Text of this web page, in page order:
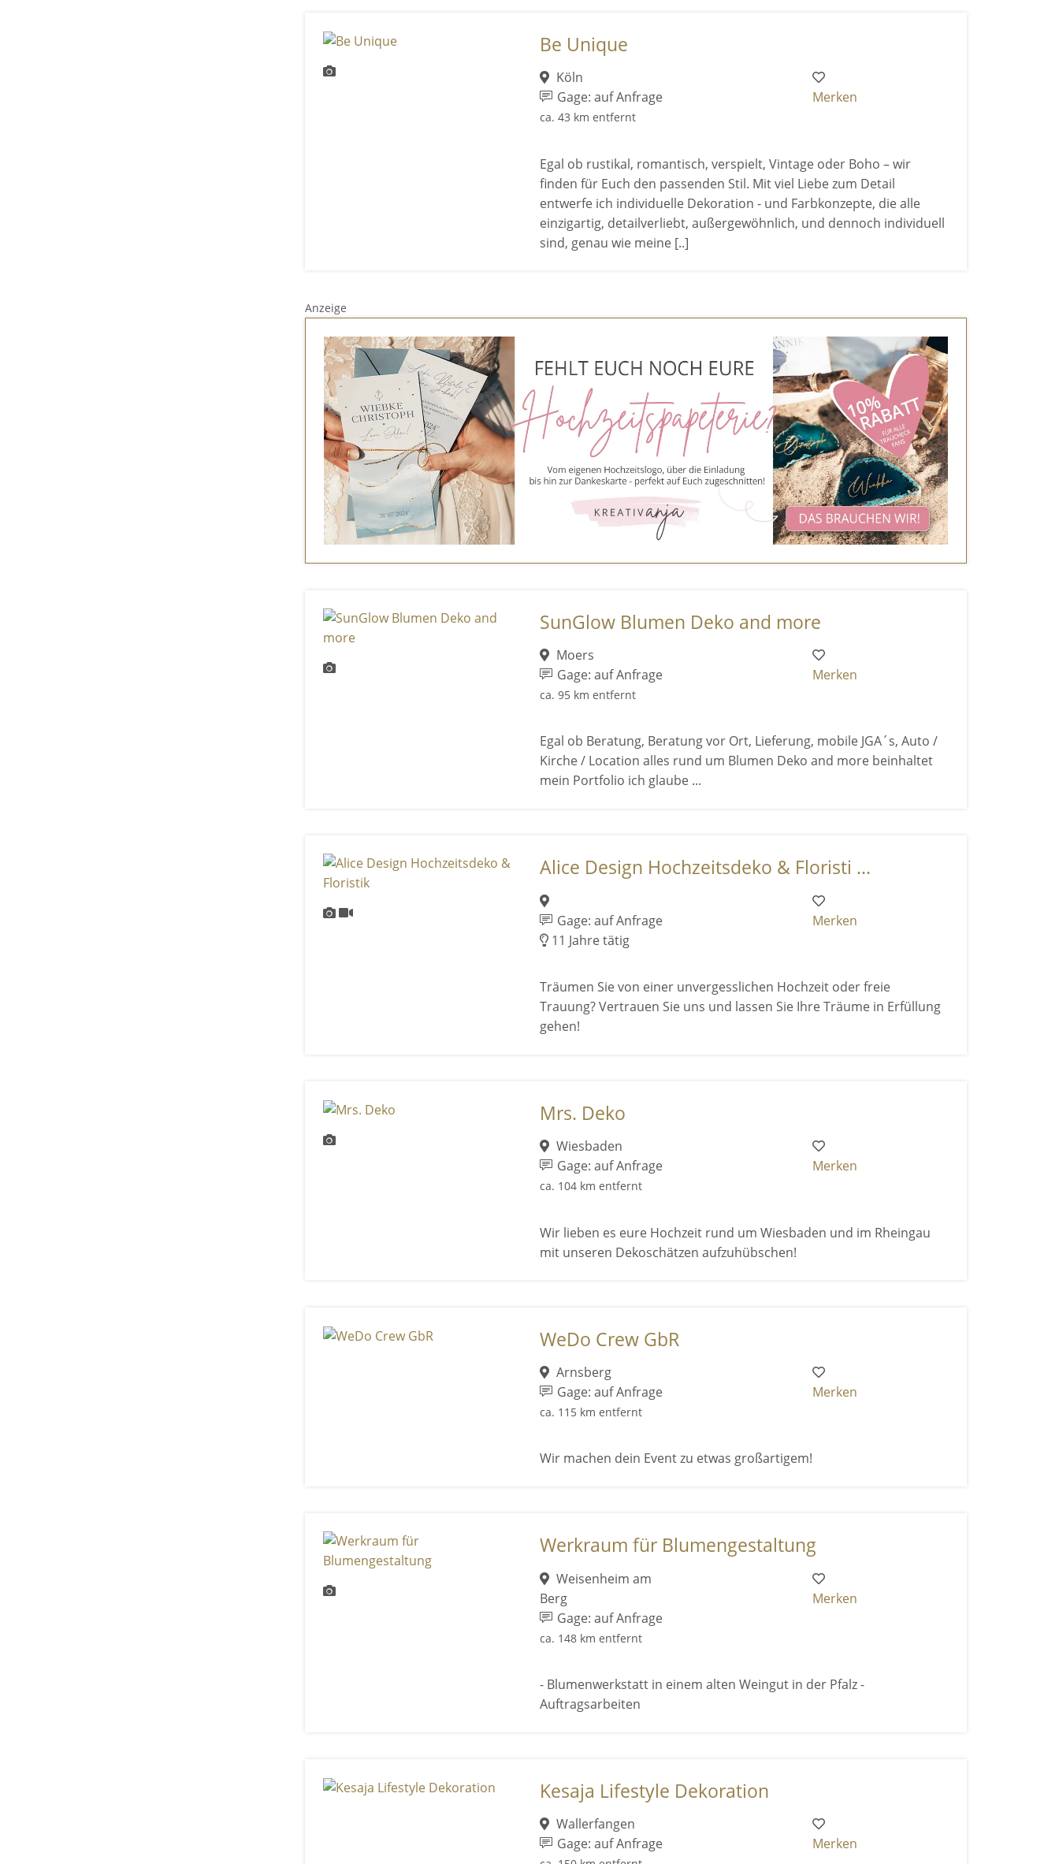
Be Unique
Köln
Gage: auf Anfrage
ca. 43 km entfernt
Merken
Egal ob rustikal, romantisch, verspielt, Vintage oder Boho – wir
finden für Euch den passenden Stil. Mit viel Liebe zum Detail
entwerfe ich individuelle Dekoration - und Farbkonzepte, die alle
einzigartig, detailverliebt, außergewöhnlich, und dennoch individuell
sind, genau wie meine [..]
Anzeige
SunGlow Blumen Deko and more
Moers
Gage: auf Anfrage
ca. 95 km entfernt
Merken
Egal ob Beratung, Beratung vor Ort, Lieferung, mobile JGA´s, Auto /
Kirche / Location alles rund um Blumen Deko and more beinhaltet
mein Portfolio ich glaube ...
Alice Design Hochzeitsdeko & Floristi ...
Gage: auf Anfrage
11 Jahre tätig
Merken
Träumen Sie von einer unvergesslichen Hochzeit oder freie
Trauung? Vertrauen Sie uns und lassen Sie Ihre Träume in Erfüllung
gehen!
Mrs. Deko
Wiesbaden
Gage: auf Anfrage
ca. 104 km entfernt
Merken
Wir lieben es eure Hochzeit rund um Wiesbaden und im Rheingau
mit unseren Dekoschätzen aufzuhübschen!
WeDo Crew GbR
Arnsberg
Gage: auf Anfrage
ca. 115 km entfernt
Merken
Wir machen dein Event zu etwas großartigem!
Werkraum für Blumengestaltung
Weisenheim am
Berg
Gage: auf Anfrage
ca. 148 km entfernt
Merken
- Blumenwerkstatt in einem alten Weingut in der Pfalz -
Auftragsarbeiten
Kesaja Lifestyle Dekoration
Wallerfangen
Gage: auf Anfrage
Merken